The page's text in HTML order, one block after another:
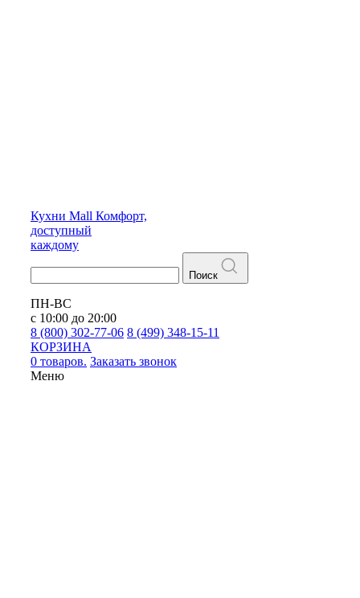
Кухни Mall Комфорт,
доступный
каждому
Поиск
ПН-ВС
с 10:00 до 20:00
8 (800) 302-77-06 8 (499) 348-15-11
КОРЗИНА
0 товаров. Заказать звонок
Меню